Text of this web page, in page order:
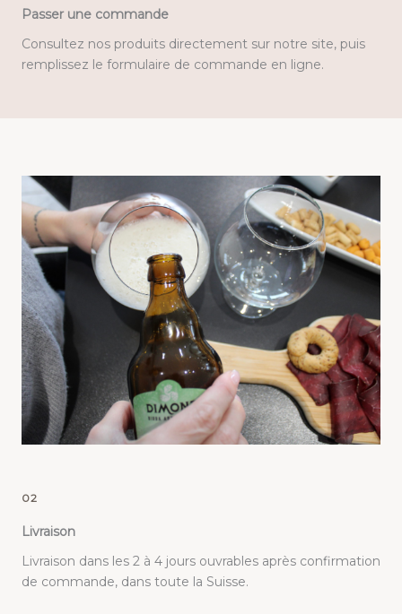
Passer une commande
Consultez nos produits directement sur notre site, puis
remplissez le formulaire de commande en ligne.
02
Livraison
Livraison dans les 2 à 4 jours ouvrables après confirmation
de commande, dans toute la Suisse.